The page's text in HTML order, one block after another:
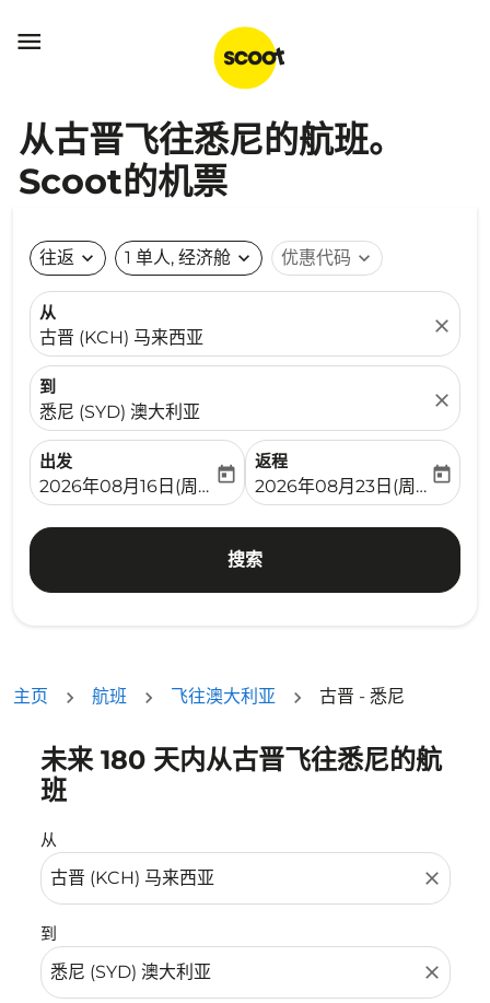

从古晋飞往悉尼的航班。
Scoot的机票
往返 expand_more 1 单人, 经济舱 expand_more 优惠代码 expand_more
从
古晋 (KCH) 马来西亚
close
到
悉尼 (SYD) 澳大利亚
close
出发
fc-booking-departure-date-aria-label
2026年08月16日(周日)
today
返程
fc-booking-return-date-
2026年08月23日(周日)
today
搜索
主页 航班 飞往澳大利亚 古晋 - 悉尼
未来 180 天内从古晋飞往悉尼的航
班
从
close
到
close
没有符合您的筛选条件的机票。请调整您的筛选条件。